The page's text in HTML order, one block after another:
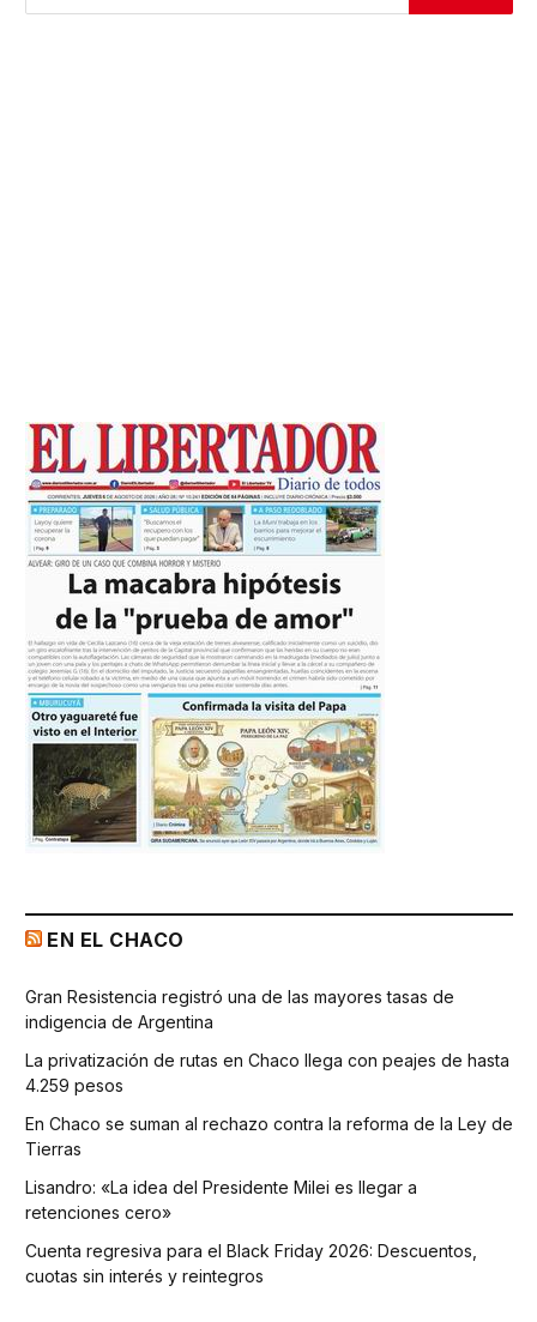
EN EL CHACO
Gran Resistencia registró una de las mayores tasas de
indigencia de Argentina
La privatización de rutas en Chaco llega con peajes de hasta
4.259 pesos
En Chaco se suman al rechazo contra la reforma de la Ley de
Tierras
Lisandro: «La idea del Presidente Milei es llegar a
retenciones cero»
Cuenta regresiva para el Black Friday 2026: Descuentos,
cuotas sin interés y reintegros